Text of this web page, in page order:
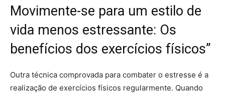
Movimente-se para um estilo de
vida menos estressante: Os
benefícios dos exercícios físicos”
Outra técnica comprovada para combater o estresse é a
realização de exercícios físicos regularmente. Quando